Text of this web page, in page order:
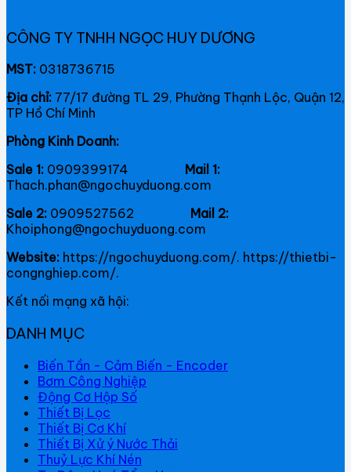
CÔNG TY TNHH NGỌC HUY DƯƠNG
MST: 0318736715
Địa chỉ: 77/17 đường TL 29, Phường Thạnh Lộc, Quận 12,
TP Hồ Chí Minh
Phòng Kinh Doanh:
Sale 1: 0909399174 Mail 1:
Thach.phan@ngochuyduong.com
Sale 2: 0909527562 Mail 2:
Khoiphong@ngochuyduong.com
Website: https://ngochuyduong.com/. https://thietbi-
congnghiep.com/.
Kết nối mạng xã hội:
DANH MỤC
Biến Tần - Cảm Biến - Encoder
Bơm Công Nghiệp
Động Cơ Hộp Số
Thiết Bị Lọc
Thiết Bị Cơ Khí
Thiết Bị Xử ý Nước Thải
Thuỷ Lực Khí Nén